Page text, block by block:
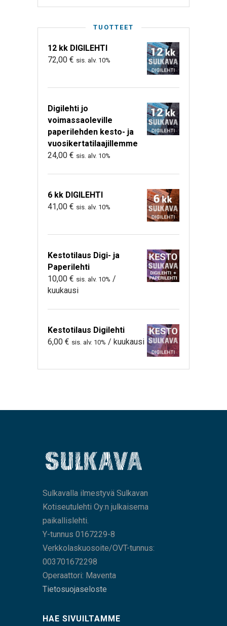
TUOTTEET
12 kk DIGILEHTI
72,00 € sis. alv. 10%
Digilehti jo
voimassaoleville
paperilehden kesto- ja
vuosikertatilaajillemme
24,00 € sis. alv. 10%
6 kk DIGILEHTI
41,00 € sis. alv. 10%
Kestotilaus Digi- ja
Paperilehti
10,00 € sis. alv. 10% /
kuukausi
Kestotilaus Digilehti
6,00 € sis. alv. 10% / kuukausi
Sulkavalla ilmestyvä Sulkavan
Kotiseutulehti Oy:n julkaisema
paikallislehti.
Y-tunnus 0167229-8
Verkkolaskuosoite/OVT-tunnus:
003701672298
Operaattori: Maventa
Tietosuojaseloste
HAE SIVUILTAMME